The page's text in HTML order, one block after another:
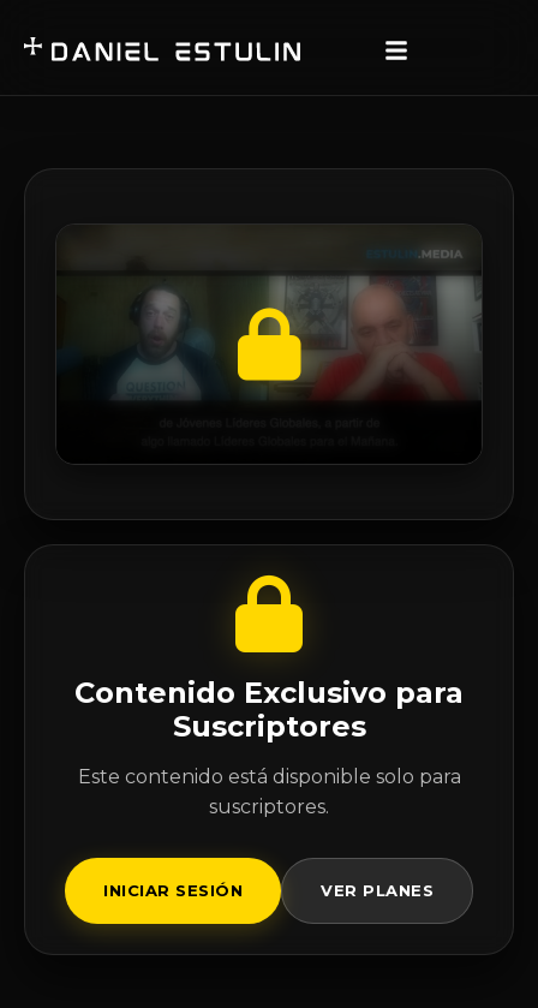
Contenido Exclusivo para
Suscriptores
Este contenido está disponible solo para
suscriptores.
INICIAR SESIÓN VER PLANES